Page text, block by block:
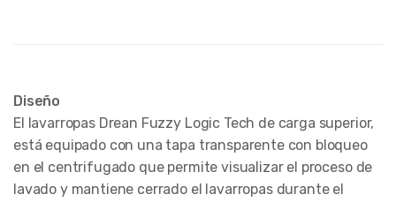
Diseño
El lavarropas Drean Fuzzy Logic Tech de carga superior,
está equipado con una tapa transparente con bloqueo
en el centrifugado que permite visualizar el proceso de
lavado y mantiene cerrado el lavarropas durante el